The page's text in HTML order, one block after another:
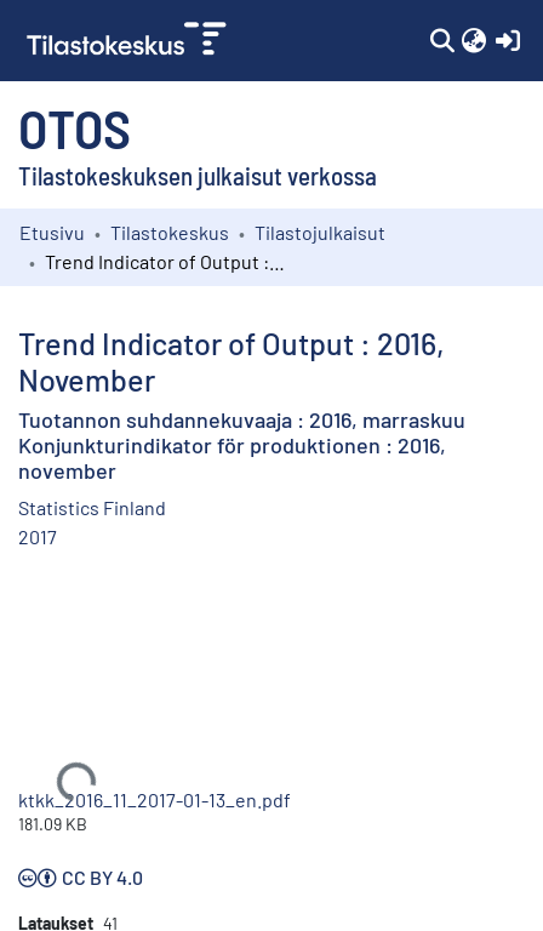
OTOS
Tilastokeskuksen julkaisut verkossa
Kokoelmat
Etusivu Tilastokeskus
Tilastojulkaisut
Trend Indicator of Output : 2016,
November
Tuotannon suhdannekuvaaja : 2016, marraskuu
Konjunkturindikator för produktionen : 2016,
november
Statistics Finland
2017
Ladataan...
ktkk_2016_11_2017-01-13_en.pdf
181.09 KB
CC BY 4.0
Lataukset 41